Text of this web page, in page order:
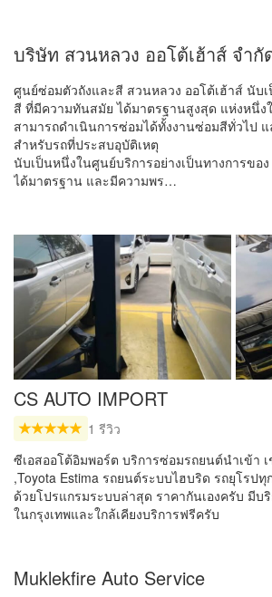
บริษัท สวนหลวง ออโต้เฮ้าส์ จำกั
ศูนย์ซ่อมตัวถังและสี สวนหลวง ออโต้เฮ้าส์ นับ
สี ที่มีความทันสมัย ได้มาตรฐานสูงสุด แห่งหนึ่ง
สามารถดำเนินการซ่อมได้ทั้งงานซ่อมสีทั่วไป
สำหรับรถที่ประสบอุบัติเหตุ
นับเป็นหนึ่งในศูนย์บริการอย่างเป็นทางการของ
ได้มาตรฐาน และมีความพร…
CS AUTO IMPORT
1 รีวิว
ซีเอสออโต้อิมพอร์ต บริการซ่อมรถยนต์นำเข้า
,Toyota Estima รถยนต์ระบบไฮบริด รถยุโรป
ด้วยโปรแกรมระบบล่าสุด ราคากันเองครับ มีบ
ในกรุงเทพและใกล้เคียงบริการฟรีครับ
Muklekfire Auto Service